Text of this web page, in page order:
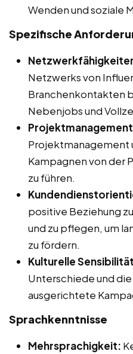
Wenden und soziale
Spezifische
Netzwerks von
Branchenkontakten
Nebenjobs und
Projektmanagement
Kampagnen von der
zu führen.
positive Beziehung
und zu pflegen, um
zu fördern.
Kulturelle
Unterschiede und
ausgerichtete
Sprachkenntnisse
Mehrsprachigkeit: